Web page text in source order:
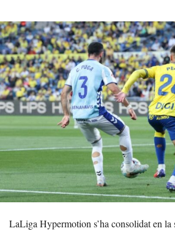
LaLiga Hypermotion s’ha consolidat en la